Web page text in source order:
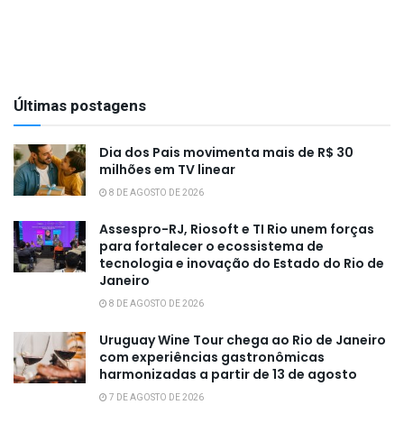
Últimas postagens
Dia dos Pais movimenta mais de R$ 30
milhões em TV linear
8 DE AGOSTO DE 2026
Assespro-RJ, Riosoft e TI Rio unem forças
para fortalecer o ecossistema de
tecnologia e inovação do Estado do Rio de
Janeiro
8 DE AGOSTO DE 2026
Uruguay Wine Tour chega ao Rio de Janeiro
com experiências gastronômicas
harmonizadas a partir de 13 de agosto
7 DE AGOSTO DE 2026